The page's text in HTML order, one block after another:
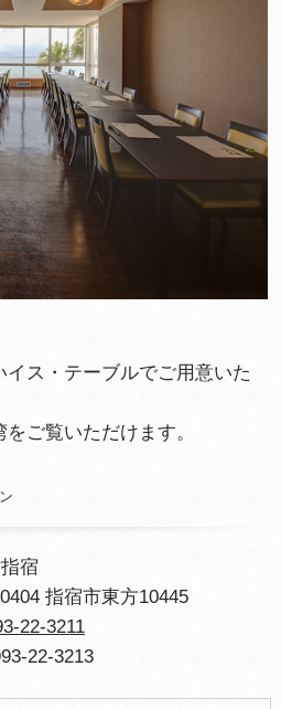
ス・テーブルでご用意いた
ご覧いただけます。
宿
指宿市東方10445
22-3211
22-3213